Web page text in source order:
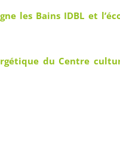
les Bains IDBL et
du Centre